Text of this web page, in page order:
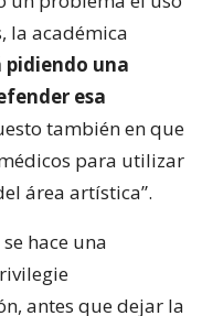
la académica
pidiendo una
esa
también en que
para utilizar
área artística”.
hace una
antes que dejar la